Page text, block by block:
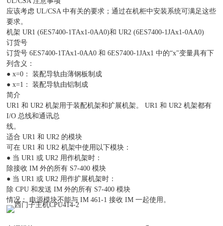
应该考虑 UL/CSA 中有关的要求；通过在机柜中安装系统可满足这些
要求。
机架 UR1 (6ES7400-1TAx1-0AA0)和 UR2 (6ES7400-1JAx1-0AA0)
订货号
订货号 6ES7400-1TAx1-0AA0 和 6ES7400-1JAx1 中的“x"变量具有下
列含义：
● x=0： 装配导轨由薄钢板制成
● x=1： 装配导轨由铝制成
简介
UR1 和 UR2 机架用于装配机架和扩展机架。 UR1 和 UR2 机架都有
I/O 总线和通讯总
线。
适合 UR1 和 UR2 的模块
可在 UR1 和 UR2 机架中使用以下模块：
● 当 UR1 或 UR2 用作机架时：
除接收 IM 外的所有 S7-400 模块
● 当 UR1 或 UR2 用作扩展机架时：
除 CPU 和发送 IM 外的所有 S7-400 模块
情况： 电源模块不能与 IM 461-1 接收 IM 一起使用。